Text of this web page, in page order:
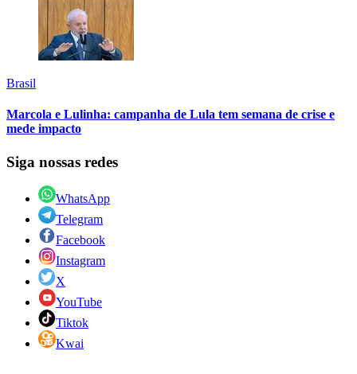
Brasil
Marcola e Lulinha: campanha de Lula tem semana de crise e
mede impacto
Siga nossas redes
WhatsApp
Telegram
Facebook
Instagram
X
YouTube
Tiktok
Kwai